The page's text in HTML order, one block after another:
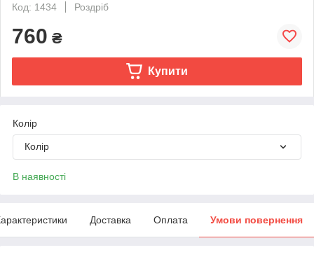
Код: 1434
Роздріб
760 ₴
Купити
Колір
Колір
В наявності
Доставка Оплата Умови повернення